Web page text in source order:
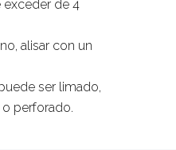
exceder de 4
alisar con un
ser limado,
perforado.